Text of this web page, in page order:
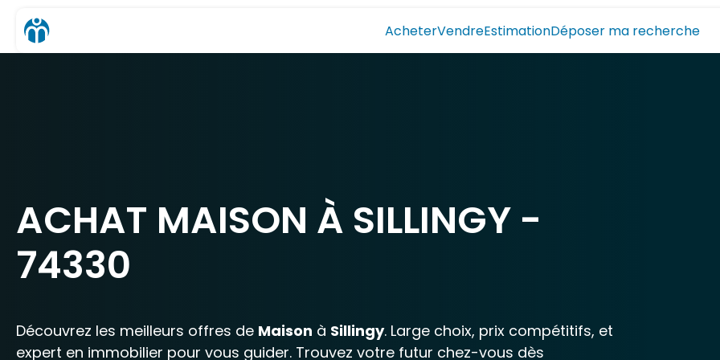
AcheterVendreEstimationDéposer ma recherche
ACHAT MAISON À SILLINGY -
74330
Découvrez les meilleurs offres de Maison à Sillingy. Large choix, prix compétitifs, et
expert en immobilier pour vous guider. Trouvez votre futur chez-vous dès